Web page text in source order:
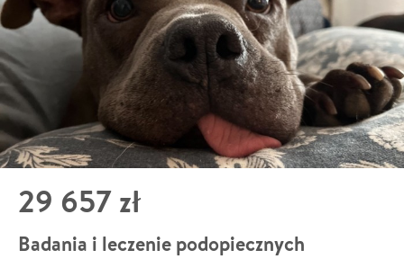
29 657 zł
Badania i leczenie podopiecznych